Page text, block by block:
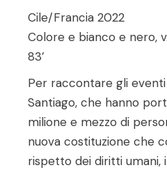
Cile/Francia 2022
Colore e bianco e nero,
83’
Per raccontare gli eventi
Santiago, che hanno
milione e mezzo di
nuova costituzione che
rispetto dei diritti umani,